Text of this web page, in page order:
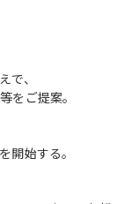
、
をご提案。
開始する。